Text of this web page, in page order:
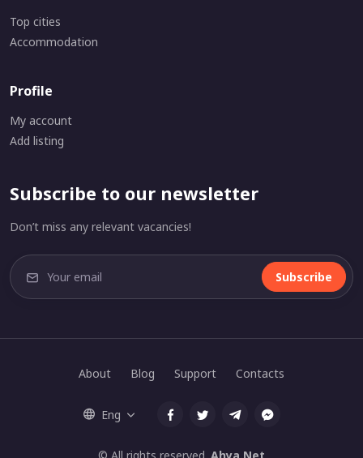
Top cities
Accommodation
Profile
My account
Add listing
Subscribe to our newsletter
Don’t miss any relevant vacancies!
Subscribe
About Blog Support Contacts
Eng